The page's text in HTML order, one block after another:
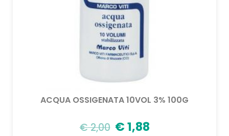
ACQUA OSSIGENATA 10VOL 3% 100G
€2,00 €1,88